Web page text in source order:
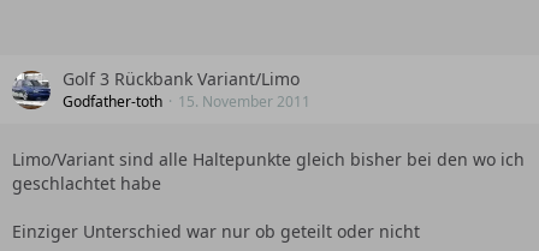
Golf 3 Rückbank Variant/Limo
Godfather-toth 15. November 2011
Limo/Variant sind alle Haltepunkte gleich bisher bei den wo ich
geschlachtet habe
Einziger Unterschied war nur ob geteilt oder nicht